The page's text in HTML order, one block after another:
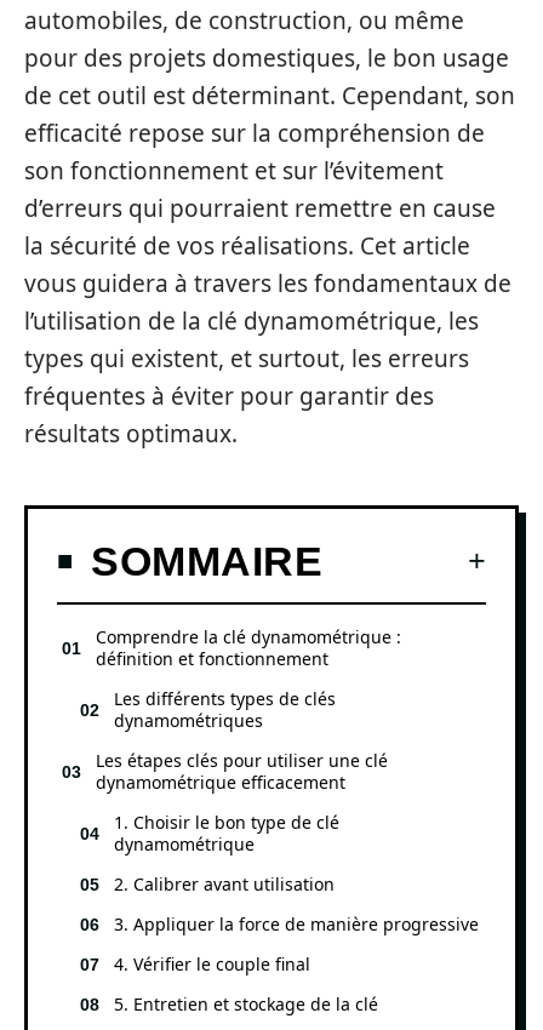
automobiles, de construction, ou même
pour des projets domestiques, le bon usage
de cet outil est déterminant. Cependant, son
efficacité repose sur la compréhension de
son fonctionnement et sur l’évitement
d’erreurs qui pourraient remettre en cause
la sécurité de vos réalisations. Cet article
vous guidera à travers les fondamentaux de
l’utilisation de la clé dynamométrique, les
types qui existent, et surtout, les erreurs
fréquentes à éviter pour garantir des
résultats optimaux.
SOMMAIRE
Comprendre la clé dynamométrique :
définition et fonctionnement
Les différents types de clés
dynamométriques
Les étapes clés pour utiliser une clé
dynamométrique efficacement
1. Choisir le bon type de clé
dynamométrique
2. Calibrer avant utilisation
3. Appliquer la force de manière progressive
4. Vérifier le couple final
5. Entretien et stockage de la clé